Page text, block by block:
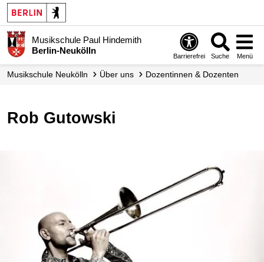
Musikschule Paul Hindemith
Berlin-Neukölln
Barrierefrei Suche Menü
Musikschule Neukölln Über uns Dozentinnen & Dozenten
Rob Gutowski